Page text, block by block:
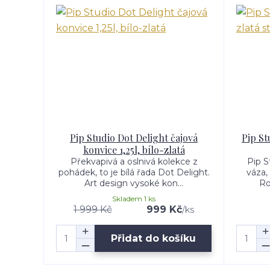
Pip Studio Dot Delight čajová
konvice 1,25l, bílo-zlatá
Překvapivá a oslnivá kolekce z
pohádek, to je bílá řada Dot Delight.
Art design vysoké kon...
1 999 Kč 999 Kč/ks
Skladem 1 ks
Přidat do košíku
Pip
Pip